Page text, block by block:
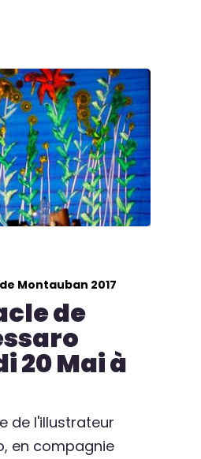
Montauban 2017
de
20 Mai à
de l'illustrateur
en compagnie